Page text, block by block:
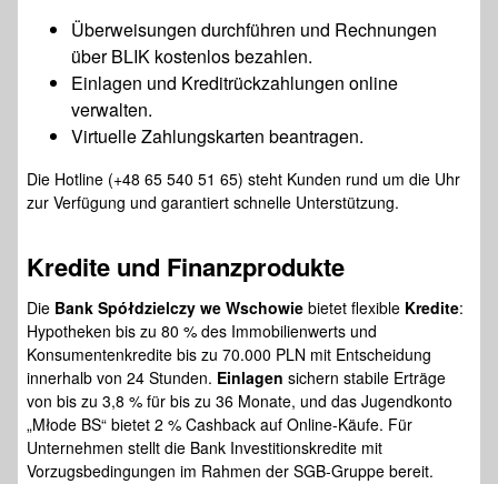
Überweisungen durchführen und Rechnungen
über BLIK kostenlos bezahlen.
Einlagen und Kreditrückzahlungen online
verwalten.
Virtuelle Zahlungskarten beantragen.
Die Hotline (+48 65 540 51 65) steht Kunden rund um die Uhr
zur Verfügung und garantiert schnelle Unterstützung.
Kredite und Finanzprodukte
Die Bank Spółdzielczy we Wschowie bietet flexible Kredite:
Hypotheken bis zu 80 % des Immobilienwerts und
Konsumentenkredite bis zu 70.000 PLN mit Entscheidung
innerhalb von 24 Stunden. Einlagen sichern stabile Erträge
von bis zu 3,8 % für bis zu 36 Monate, und das Jugendkonto
„Młode BS“ bietet 2 % Cashback auf Online-Käufe. Für
Unternehmen stellt die Bank Investitionskredite mit
Vorzugsbedingungen im Rahmen der SGB-Gruppe bereit.